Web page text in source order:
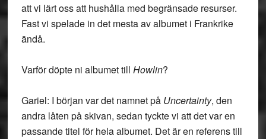
att vi lärt oss att hushålla med begränsade resurser.
Fast vi spelade in det mesta av albumet i Frankrike
ändå.
Varför döpte ni albumet till Howlin?
Gariel: I början var det namnet på Uncertainty, den
andra låten på skivan, sedan tyckte vi att det var en
passande titel för hela albumet. Det är en referens till